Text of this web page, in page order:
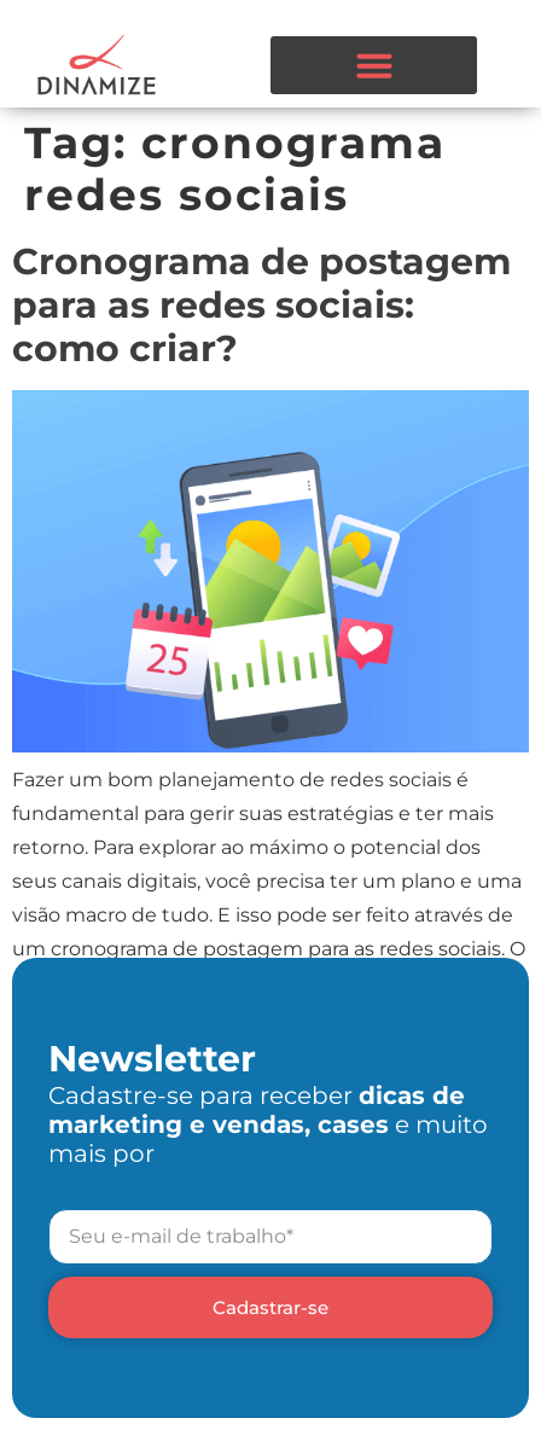
Tag: cronograma
redes sociais
Cronograma de postagem
para as redes sociais:
como criar?
Fazer um bom planejamento de redes sociais é
fundamental para gerir suas estratégias e ter mais
retorno. Para explorar ao máximo o potencial dos
seus canais digitais, você precisa ter um plano e uma
visão macro de tudo. E isso pode ser feito através de
um cronograma de postagem para as redes sociais. O
uso […]
Newsletter
Cadastre-se para receber dicas de
marketing e vendas, cases e muito
mais por
Cadastrar-se